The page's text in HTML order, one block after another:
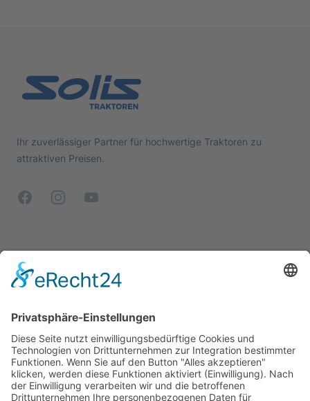
Ihr zuverlässiger Partner für hochwertige Traktoren zu
attraktiven Preisen.
FacebookInstagramYouTube
Kompakt Serie
Limited Edition
Schmalspur
Datenschutz
AGB